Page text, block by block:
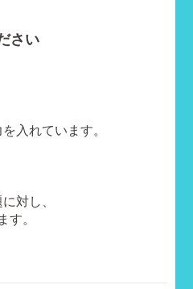
さい
入れています。
対し、
す。